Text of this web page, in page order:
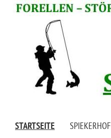
STARTSEITE SPIEKERHOF